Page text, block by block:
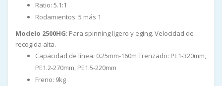
Ratio: 5.1:1
Rodamientos: 5 más 1
Modelo 2500HG: Para spinning ligero y eging. Velocidad de
recogida alta.
Capacidad de línea: 0.25mm-160m Trenzado: PE1-320mm,
PE1.2-270mm, PE1.5-220mm
Freno: 9kg